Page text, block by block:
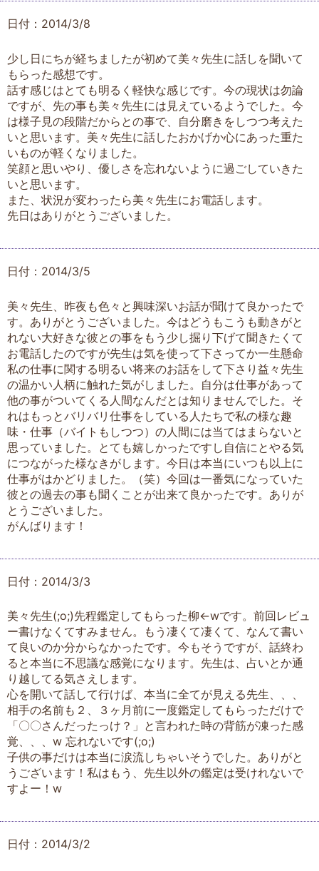
日付：2014/3/8
少し日にちが経ちましたが初めて美々先生に話しを聞いて
もらった感想です。
話す感じはとても明るく軽快な感じです。今の現状は勿論
ですが、先の事も美々先生には見えているようでした。今
は様子見の段階だからとの事で、自分磨きをしつつ考えた
いと思います。美々先生に話したおかげか心にあった重た
いものが軽くなりました。
笑顔と思いやり、優しさを忘れないように過ごしていきた
いと思います。
また、状況が変わったら美々先生にお電話します。
先日はありがとうございました。
日付：2014/3/5
美々先生、昨夜も色々と興味深いお話が聞けて良かったで
す。ありがとうございました。今はどうもこうも動きがと
れない大好きな彼との事をもう少し掘り下げて聞きたくて
お電話したのですが先生は気を使って下さってか一生懸命
私の仕事に関する明るい将来のお話をして下さり益々先生
の温かい人柄に触れた気がしました。自分は仕事があって
他の事がついてくる人間なんだとは知りませんでした。そ
れはもっとバリバリ仕事をしている人たちで私の様な趣
味・仕事（バイトもしつつ）の人間には当てはまらないと
思っていました。とても嬉しかったですし自信にとやる気
につながった様なきがします。今日は本当にいつも以上に
仕事がはかどりました。（笑）今回は一番気になっていた
彼との過去の事も聞くことが出来て良かったです。ありが
とうございました。
がんばります！
日付：2014/3/3
美々先生(;o;)先程鑑定してもらった柳←wです。前回レビュ
ー書けなくてすみません。もう凄くて凄くて、なんて書い
て良いのか分からなかったです。今もそうですが、話終わ
ると本当に不思議な感覚になります。先生は、占いとか通
り越してる気さえします。
心を開いて話して行けば、本当に全てが見える先生、、、
相手の名前も２、３ヶ月前に一度鑑定してもらっただけで
「〇〇さんだったっけ？」と言われた時の背筋が凍った感
覚、、、w 忘れないです(;o;)
子供の事だけは本当に涙流しちゃいそうでした。ありがと
うございます！私はもう、先生以外の鑑定は受けれないで
すよー！w
日付：2014/3/2